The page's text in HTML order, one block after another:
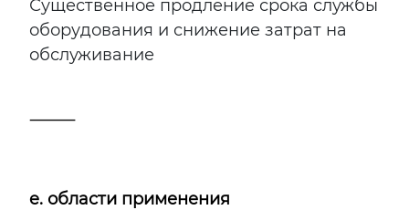
Существенное продление срока службы
оборудования и снижение затрат на
обслуживание
⸻
e. области применения